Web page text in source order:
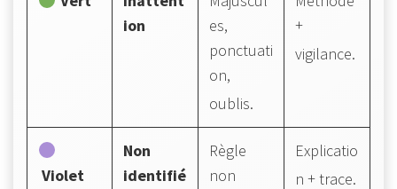
ion
es,
ponctuati
on,
oublis.
+
vigilance.
Violet
Non
identifié
Règle
non
Explicatio
n + trace.